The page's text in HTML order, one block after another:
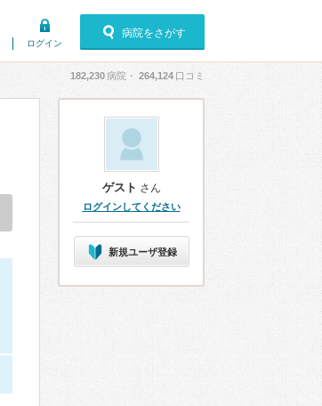
ログイン
病院をさがす
182,230病院・ 264,124 口コミ
ゲスト さん
ログインしてください
新規ユーザ登録